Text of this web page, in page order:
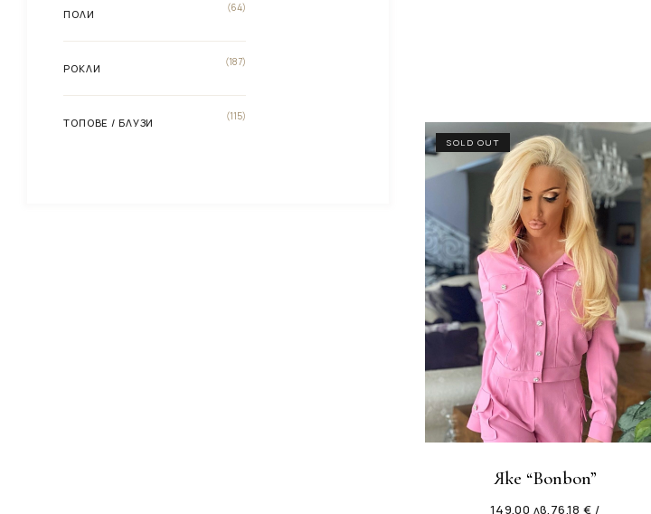
SOLD OUT
Яке “Bonbon”
76.18 € /
149.00 лв.
ПОЛИ (64)
РОКЛИ (187)
ТОПОВЕ / БЛУЗИ (115)